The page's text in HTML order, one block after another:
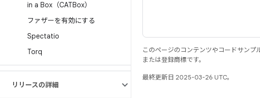
in a Box（CATBox）
ファザーを有効にする
Spectatio
Torq
リリースの詳細
このページのコンテンツやコードサンプ
または登録商標です。
最終更新日 2025-03-26 UTC。